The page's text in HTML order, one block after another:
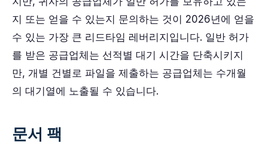
지 또는 얻을 수 있는지 문의하는 것이 2026년에 얻을
수 있는 가장 큰 리드타임 레버리지입니다. 일반 허가
를 받은 공급업체는 선적별 대기 시간을 단축시키지
만, 개별 건별로 파일을 제출하는 공급업체는 수개월
의 대기열에 노출될 수 있습니다.
문서 팩